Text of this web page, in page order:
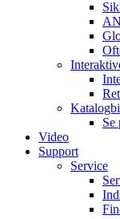
Se
Video
Support
Service